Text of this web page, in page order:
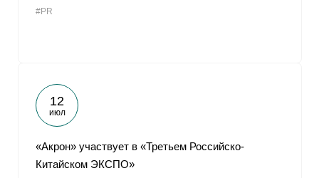
#PR
12
июл
«Акрон» участвует в «Третьем Российско-
Китайском ЭКСПО»